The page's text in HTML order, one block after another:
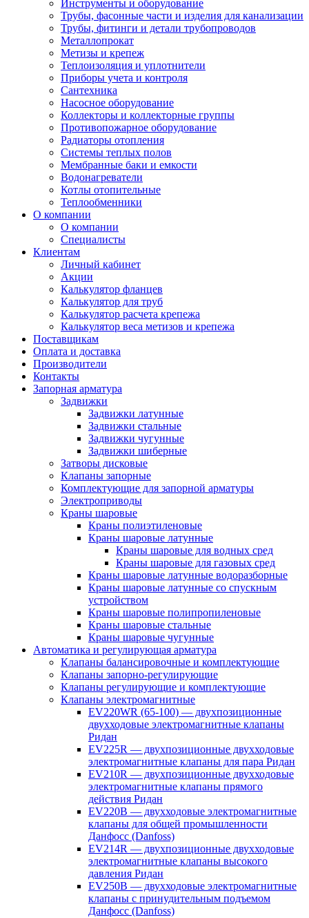
Инструменты и оборудование
Трубы, фасонные части и изделия для канализации
Трубы, фитинги и детали трубопроводов
Металлопрокат
Метизы и крепеж
Теплоизоляция и уплотнители
Приборы учета и контроля
Сантехника
Насосное оборудование
Коллекторы и коллекторные группы
Противопожарное оборудование
Радиаторы отопления
Системы теплых полов
Мембранные баки и емкости
Водонагреватели
Котлы отопительные
Теплообменники
О компании
О компании
Специалисты
Клиентам
Личный кабинет
Акции
Калькулятор фланцев
Калькулятор для труб
Калькулятор расчета крепежа
Калькулятор веса метизов и крепежа
Поставщикам
Оплата и доставка
Производители
Контакты
Запорная арматура
Задвижки
Задвижки латунные
Задвижки стальные
Задвижки чугунные
Задвижки шиберные
Затворы дисковые
Клапаны запорные
Комплектующие для запорной арматуры
Электроприводы
Краны шаровые
Краны полиэтиленовые
Краны шаровые латунные
Краны шаровые для водных сред
Краны шаровые для газовых сред
Краны шаровые латунные водоразборные
Краны шаровые латунные со спускным
устройством
Краны шаровые полипропиленовые
Краны шаровые стальные
Краны шаровые чугунные
Автоматика и регулирующая арматура
Клапаны балансировочные и комплектующие
Клапаны запорно-регулирующие
Клапаны регулирующие и комплектующие
Клапаны электромагнитные
EV220WR (65-100) — двухпозиционные
двухходовые электромагнитные клапаны
Ридан
EV225R — двухпозиционные двухходовые
электромагнитные клапаны для пара Ридан
EV210R — двухпозиционные двухходовые
электромагнитные клапаны прямого
действия Ридан
EV220B — двухходовые электромагнитные
клапаны для общей промышленности
Данфосс (Danfoss)
EV214R — двухпозиционные двухходовые
электромагнитные клапаны высокого
давления Ридан
EV250B — двухходовые электромагнитные
клапаны с принудительным подъемом
Данфосс (Danfoss)